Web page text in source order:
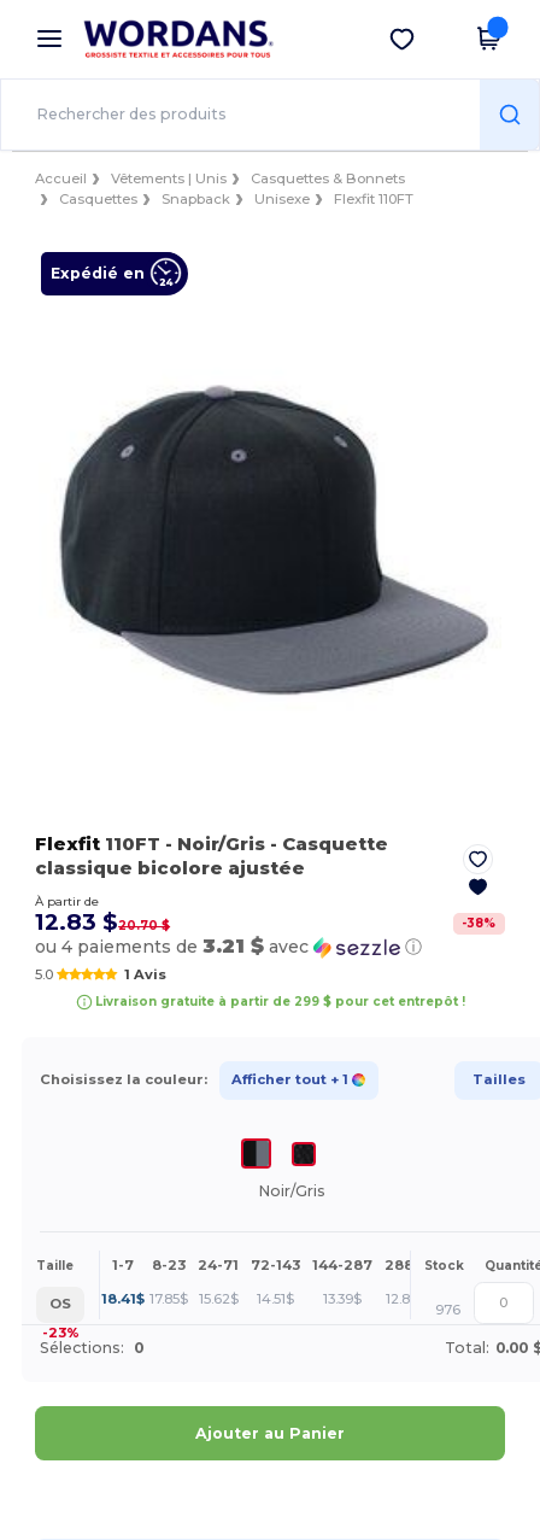
× Appli Wordans
Meilleurs prix sur l’app !
Obtenir l'appli
Accueil Vêtements | Unis
Casquettes & Bonnets
Casquettes
Snapback Unisexe Flexfit 110FT
Expédié en
Flexfit 110FT - Noir/Gris - Casquette
classique bicolore ajustée
À partir de
12.83 $20.70 $ -38%
ou 4 paiements de3.21 $ avec ⓘ
5.0 1 Avis
Livraison gratuite à partir de 299 $ pour cet entrepôt !
Choisissez la couleur: Afficher tout + 1 Tailles
Noir/Gris
Taille 1-7 8-23 24-71 72-143 144-287 288 + Plus
Stock
OS
-23%
18.41$ 17.85$ 15.62$ 14.51$ 13.39$ 12.83 +
976
Sélections: 0 Total: 0.00
Ajouter au Panier